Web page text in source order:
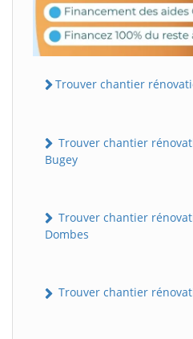
Trouver chantier
Trouver chantier
Bugey
Trouver chantier
Dombes
Trouver chantier